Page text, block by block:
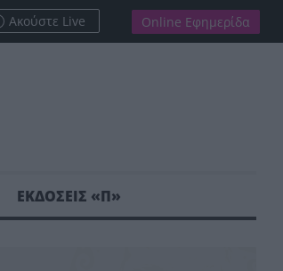
Ακούστε Live Online Εφημερίδα
ΕΚΔΟΣΕΙΣ «Π»